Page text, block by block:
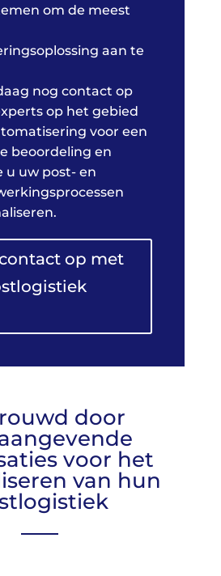
om de meest
aan te
nog contact op
op het gebied
voor een
beoordeling en
u uw post- en
op met
door
voor het
van hun